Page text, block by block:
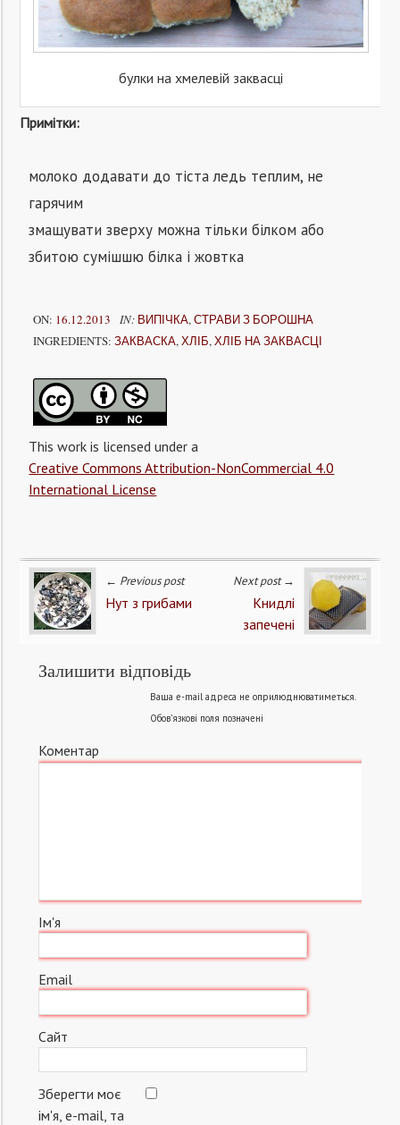
булки на хмелевій заквасці
Примітки:
молоко додавати до тіста ледь теплим, не
гарячим
змащувати зверху можна тільки білком або
збитою сумішшю білка і жовтка
ON: 16.12.2013 IN: ВИПІЧКА,СТРАВИ З БОРОШНА
INGREDIENTS: ЗАКВАСКА,ХЛІБ,ХЛІБ НА ЗАКВАСЦІ
This work is licensed under a
Creative Commons Attribution-NonCommercial 4.0
International License
← Previous post
Нут з грибами
Next post →
Книдлі
запечені
Залишити відповідь
Ваша e-mail адреса не оприлюднюватиметься.
Обов’язкові поля позначені
Коментар
Ім'я
Email
Сайт
Зберегти моє
ім'я, e-mail, та